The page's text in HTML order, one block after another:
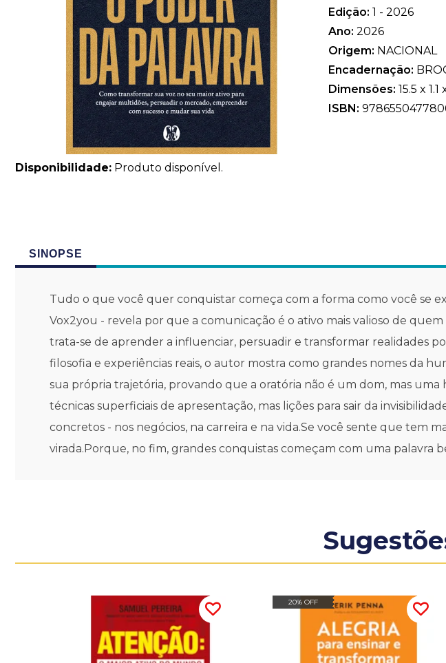
Disponibilidade: Produto disponível.
Edição: 1 - 2026
Ano: 2026
Origem: NACIONAL
Encadernação:
Dimensões: 15.5 x 1.1
ISBN:
SINOPSE
Tudo o que você quer conquistar começa com a forma como você se
Vox2you - revela por que a comunicação é o ativo mais valioso de
trata-se de aprender a influenciar, persuadir e transformar realidades
filosofia e experiências reais, o autor mostra como grandes nomes da
sua própria trajetória, provando que a oratória não é um dom, mas
técnicas superficiais de apresentação, mas lições para sair da
concretos - nos negócios, na carreira e na vida.Se você sente que tem
virada.Porque, no fim, grandes conquistas começam com uma palavra
20% OFF